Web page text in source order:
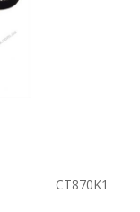
CT870K1